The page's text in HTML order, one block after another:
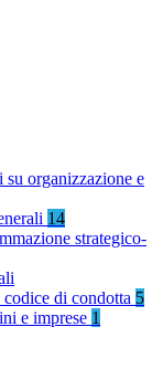
organizzazione e
14
strategico-
di condotta 5
e imprese 1